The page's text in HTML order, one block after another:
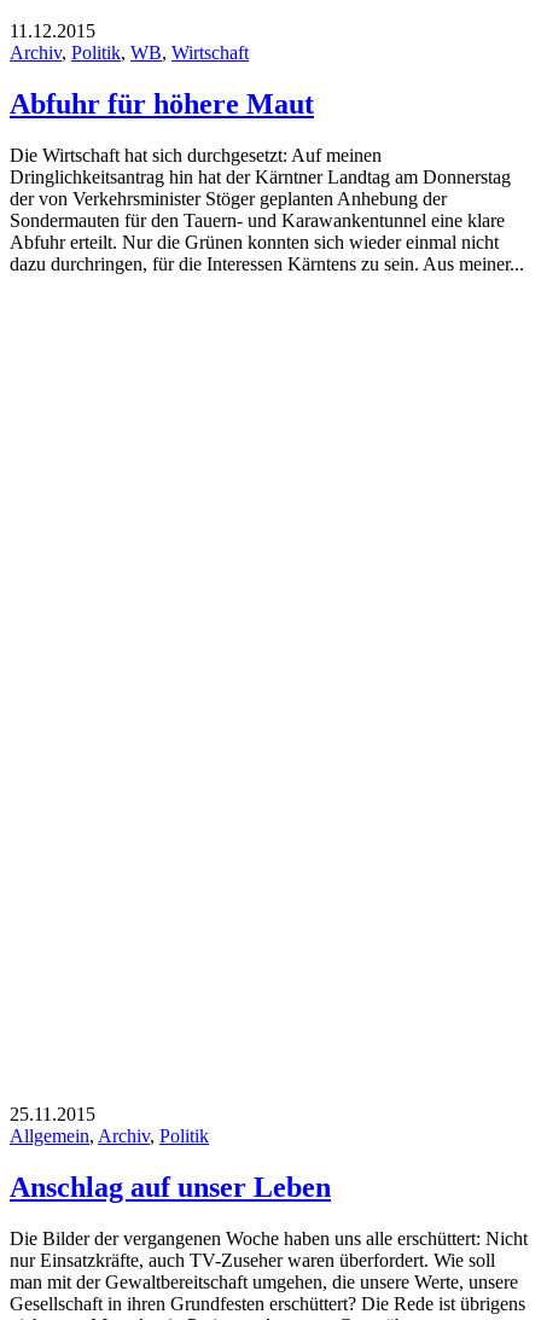
11.12.2015
Archiv, Politik, WB, Wirtschaft
Abfuhr für höhere Maut
Die Wirtschaft hat sich durchgesetzt: Auf meinen
Dringlichkeitsantrag hin hat der Kärntner Landtag am Donnerstag
der von Verkehrsminister Stöger geplanten Anhebung der
Sondermauten für den Tauern- und Karawankentunnel eine klare
Abfuhr erteilt. Nur die Grünen konnten sich wieder einmal nicht
dazu durchringen, für die Interessen Kärntens zu sein. Aus meiner...
25.11.2015
Allgemein, Archiv, Politik
Anschlag auf unser Leben
Die Bilder der vergangenen Woche haben uns alle erschüttert: Nicht
nur Einsatzkräfte, auch TV-Zuseher waren überfordert. Wie soll
man mit der Gewaltbereitschaft umgehen, die unsere Werte, unsere
Gesellschaft in ihren Grundfesten erschüttert? Die Rede ist übrigens